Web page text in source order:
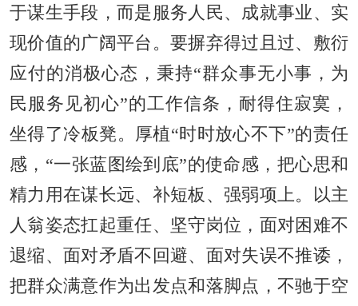
于谋生手段，而是服务人民、成就事业、实
现价值的广阔平台。要摒弃得过且过、敷衍
应付的消极心态，秉持“群众事无小事，为
民服务见初心”的工作信条，耐得住寂寞，
坐得了冷板凳。厚植“时时放心不下”的责任
感，“一张蓝图绘到底”的使命感，把心思和
精力用在谋长远、补短板、强弱项上。以主
人翁姿态扛起重任、坚守岗位，面对困难不
退缩、面对矛盾不回避、面对失误不推诿，
把群众满意作为出发点和落脚点，不驰于空